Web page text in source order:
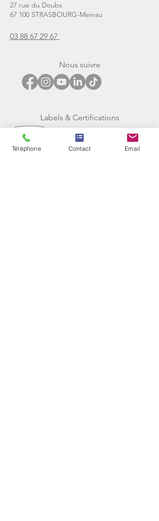
27 rue du Doubs
67 100 STRASBOURG-Meinau
03 88 67 29 67
Nous suivre
Labels & Certifications
Téléphone Contact Email